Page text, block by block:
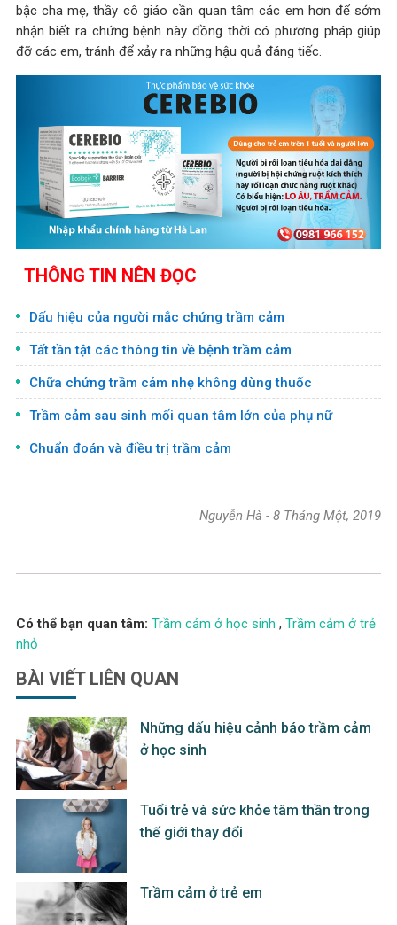
bậc cha mẹ, thầy cô giáo cần quan tâm các em hơn để sớm
nhận biết ra chứng bệnh này đồng thời có phương pháp giúp
đỡ các em, tránh để xảy ra những hậu quả đáng tiếc.
THÔNG TIN NÊN ĐỌC
Dấu hiệu của người mắc chứng trầm cảm
Tất tần tật các thông tin về bệnh trầm cảm
Chữa chứng trầm cảm nhẹ không dùng thuốc
Trầm cảm sau sinh mối quan tâm lớn của phụ nữ
Chuẩn đoán và điều trị trầm cảm
Nguyễn Hà -8 Tháng Một, 2019
Có thể bạn quan tâm: Trầm cảm ở học sinh , Trầm cảm ở trẻ
nhỏ
BÀI VIẾT LIÊN QUAN
Những dấu hiệu cảnh báo trầm cảm
ở học sinh
Tuổi trẻ và sức khỏe tâm thần trong
thế giới thay đổi
Trầm cảm ở trẻ em